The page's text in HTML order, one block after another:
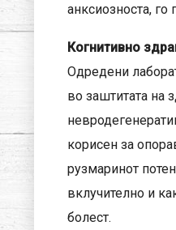
анксиозноста, го
Когнитивно
Одредени
во заштитата на
корисен за
рузмаринот
вклучително и
болест.